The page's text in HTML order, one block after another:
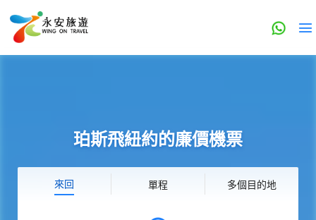
珀斯飛紐約的廉價機票
來回 單程 多個目的地